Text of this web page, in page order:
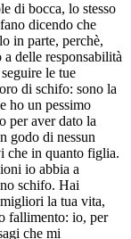
di bocca, lo stesso
dicendo che
in parte, perchè,
delle responsabilità
le tue
di schifo: sono la
ho un pessimo
per aver dato la
godo di nessun
che in quanto figlia.
io abbia a
schifo. Hai
la tua vita,
fallimento: io, per
che mi